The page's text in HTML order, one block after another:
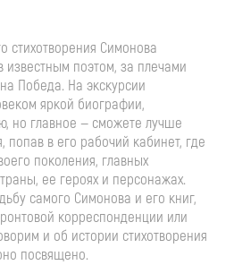
стихотворения Симонова
известным поэтом, за плечами
Победа. На экскурсии
яркой биографии,
но главное — сможете лучше
попав в его рабочий кабинет, где
поколения, главных
ее героях и персонажах.
самого Симонова и его книг,
корреспонденции или
и об истории стихотворения
посвящено.